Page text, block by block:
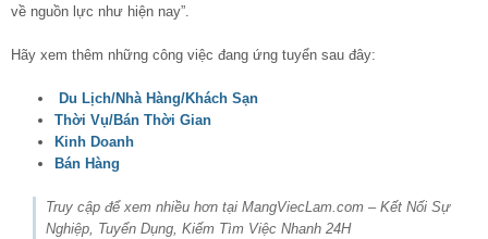
về nguồn lực như hiện nay”.
Hãy xem thêm những công việc đang ứng tuyển sau đây:
Du Lịch/Nhà Hàng/Khách Sạn
Thời Vụ/Bán Thời Gian
Kinh Doanh
Bán Hàng
Truy cập để xem nhiều hơn tại MangViecLam.com – Kết Nối Sự
Nghiệp, Tuyển Dụng, Kiếm Tìm Việc Nhanh 24H